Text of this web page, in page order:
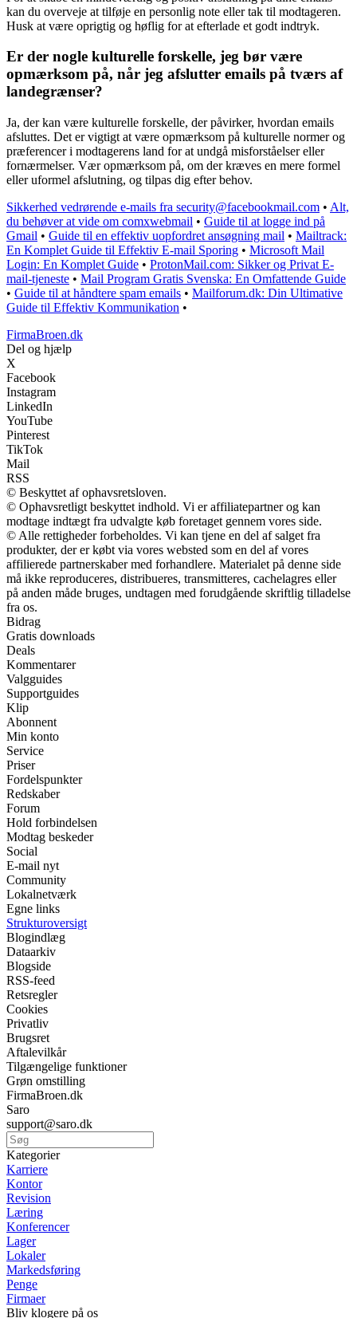
kan du overveje at tilføje en personlig note eller tak til modtageren.
Husk at være oprigtig og høflig for at efterlade et godt indtryk.
Er der nogle kulturelle forskelle, jeg bør være
opmærksom på, når jeg afslutter emails på tværs af
landegrænser?
Ja, der kan være kulturelle forskelle, der påvirker, hvordan emails
afsluttes. Det er vigtigt at være opmærksom på kulturelle normer og
præferencer i modtagerens land for at undgå misforståelser eller
fornærmelser. Vær opmærksom på, om der kræves en mere formel
eller uformel afslutning, og tilpas dig efter behov.
Sikkerhed vedrørende e-mails fra security@facebookmail.com • Alt,
du behøver at vide om comxwebmail • Guide til at logge ind på
Gmail • Guide til en effektiv uopfordret ansøgning mail • Mailtrack:
En Komplet Guide til Effektiv E-mail Sporing • Microsoft Mail
Login: En Komplet Guide • ProtonMail.com: Sikker og Privat E-
mail-tjeneste • Mail Program Gratis Svenska: En Omfattende Guide
• Guide til at håndtere spam emails • Mailforum.dk: Din Ultimative
Guide til Effektiv Kommunikation •
FirmaBroen.dk
Del og hjælp
X
Facebook
Instagram
LinkedIn
YouTube
Pinterest
TikTok
Mail
RSS
© Beskyttet af ophavsretsloven.
© Ophavsretligt beskyttet indhold. Vi er affiliatepartner og kan
modtage indtægt fra udvalgte køb foretaget gennem vores side.
© Alle rettigheder forbeholdes. Vi kan tjene en del af salget fra
produkter, der er købt via vores websted som en del af vores
affilierede partnerskaber med forhandlere. Materialet på denne side
må ikke reproduceres, distribueres, transmitteres, cachelagres eller
på anden måde bruges, undtagen med forudgående skriftlig tilladelse
fra os.
Bidrag
Gratis downloads
Deals
Kommentarer
Valgguides
Supportguides
Klip
Abonnent
Min konto
Service
Priser
Fordelspunkter
Redskaber
Forum
Hold forbindelsen
Modtag beskeder
Social
E-mail nyt
Community
Lokalnetværk
Egne links
Strukturoversigt
Blogindlæg
Dataarkiv
Blogside
RSS-feed
Retsregler
Cookies
Privatliv
Brugsret
Aftalevilkår
Tilgængelige funktioner
Grøn omstilling
FirmaBroen.dk
Saro
support@saro.dk
Kategorier
Karriere
Kontor
Revision
Læring
Konferencer
Lager
Lokaler
Markedsføring
Penge
Firmaer
Bliv klogere på os